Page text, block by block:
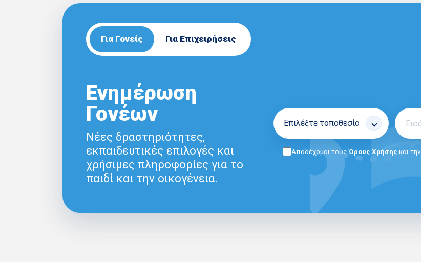
Για Γονείς Για Επιχειρήσεις
Ενημέρωση
Γονέων
Νέες δραστηριότητες,
εκπαιδευτικές επιλογές και
χρήσιμες πληροφορίες για το
παιδί και την οικογένεια.
Αποδέχομαι τουςΌρους Χρήσης και την